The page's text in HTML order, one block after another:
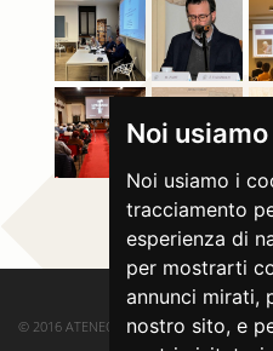
Noi
Noi usiamo i
tracciamento
esperienza di
per mostrarti
annunci mirati,
nostro sito, e
© 2016 ATENEO DI SALÒ. ALL RIGHTS